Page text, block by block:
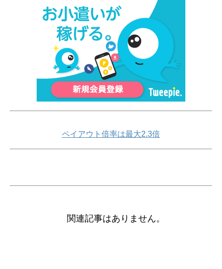
ペイアウト倍率は最大2.3倍
関連記事はありません。